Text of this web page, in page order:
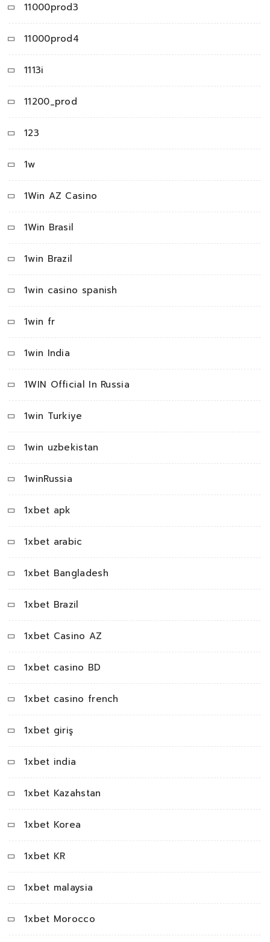
11000prod3
11000prod4
1113i
11200_prod
123
1w
1Win AZ Casino
1Win Brasil
1win Brazil
1win casino spanish
1win fr
1win India
1WIN Official In Russia
1win Turkiye
1win uzbekistan
1winRussia
1xbet apk
1xbet arabic
1xbet Bangladesh
1xbet Brazil
1xbet Casino AZ
1xbet casino BD
1xbet casino french
1xbet giriş
1xbet india
1xbet Kazahstan
1xbet Korea
1xbet KR
1xbet malaysia
1xbet Morocco